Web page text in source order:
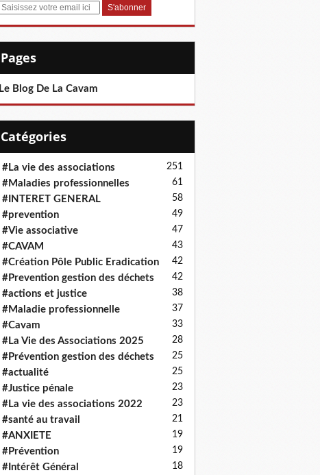
E
Pages
Le Blog De La Cavam
Catégories
#La vie des associations 251
#Maladies professionnelles 61
#INTERET GENERAL 58
#prevention 49
#Vie associative 47
#CAVAM 43
#Création Pôle Public Eradication 42
#Prevention gestion des déchets 42
#actions et justice 38
#Maladie professionnelle 37
#Cavam 33
#La Vie des Associations 2025 28
#Prévention gestion des déchets 25
#actualité 25
#Justice pénale 23
#La vie des associations 2022 23
#santé au travail 21
#ANXIETE 19
#Prévention 19
#Intérêt Général 18